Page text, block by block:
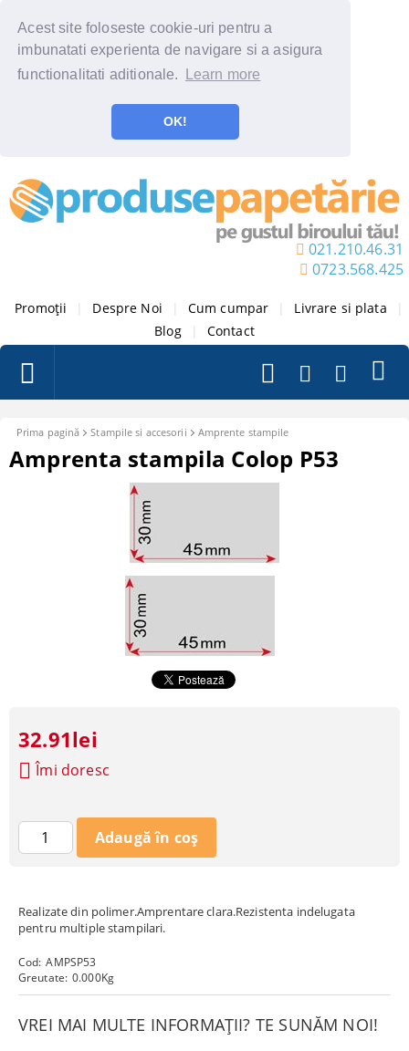
Acest site foloseste cookie-uri pentru a
imbunatati experienta de navigare si a asigura
functionalitati aditionale.
Learn more
OK!
021.210.46.31
0723.568.425
Promoții Despre Noi Cum cumpar Livrare si plata
Blog
Contact
Prima pagină Stampile si accesorii Amprente stampile
Amprenta stampila Colop P53
Realizate din polimer.Amprentare clara.Rezistenta indelugata
pentru multiple stampilari.
Cod: AMPSP53
Greutate: 0.000Kg
VREI MAI MULTE INFORMAȚII? TE SUNĂM NOI!
32.91lei
Îmi doresc